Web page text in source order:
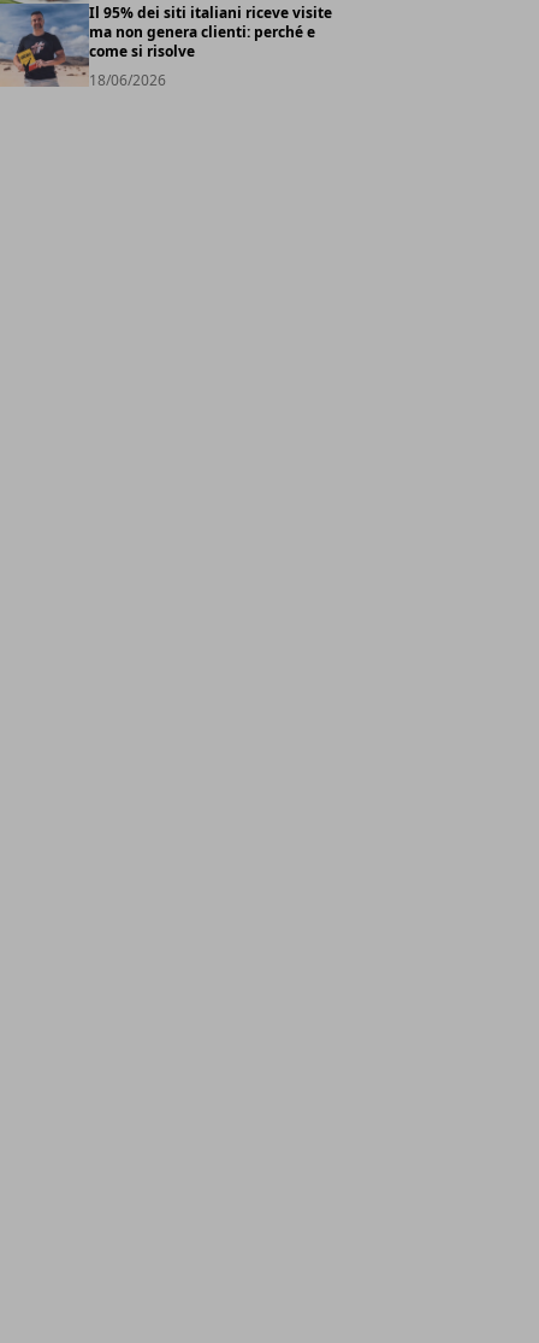
Il 95% dei siti italiani riceve visite
ma non genera clienti: perché e
come si risolve
18/06/2026